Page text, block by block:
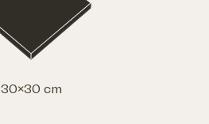
30×30 cm